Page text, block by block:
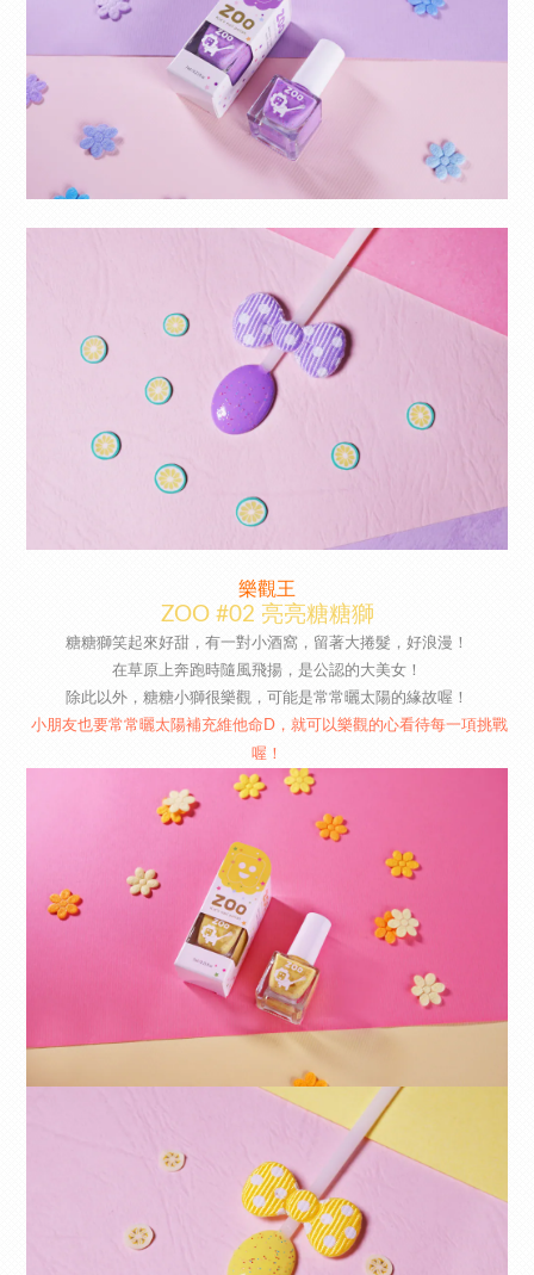
樂觀王
ZOO #02 亮亮糖糖獅
糖糖獅笑起來好甜，有一對小酒窩，留著大捲髮，好浪漫！
在草原上奔跑時隨風飛揚，是公認的大美女！
除此以外，糖糖小獅很樂觀，可能是常常曬太陽的緣故喔！
小朋友也要常常曬太陽補充維他命D，就可以樂觀的心看待每一項挑戰
喔！